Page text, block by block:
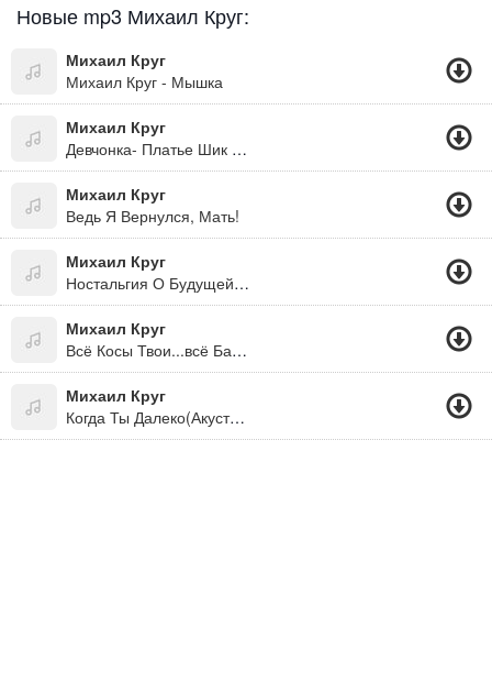
Новые mp3 Михаил Круг:
Михаил Круг
Михаил Круг - Мышка
Михаил Круг
Девчонка- Платье Шик Аля Париж
Михаил Круг
Ведь Я Вернулся, Мать!
Михаил Круг
Ностальгия О Будущей Любви "Альбом: Вольная Песня (2005)"
Михаил Круг
Всё Косы Твои...всё Бантики
Михаил Круг
Когда Ты Далеко(Акустика)